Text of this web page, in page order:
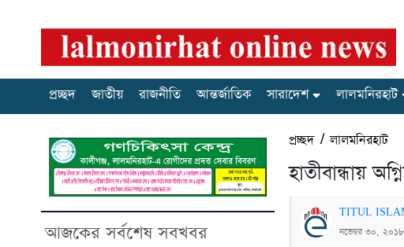
প্রচ্ছদ জাতীয় রাজনীতি আন্তর্জাতিক সারাদেশ লালমনিরহাট
আজকের সর্বশেষ সবখবর
প্রচ্ছদ/লালমনিরহাট
হাতীবান্ধায়
TITUL
নভেম্বর ৩০,